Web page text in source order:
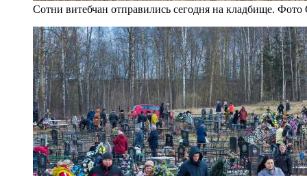
Сотни витебчан отправились сегодня на кладбище.